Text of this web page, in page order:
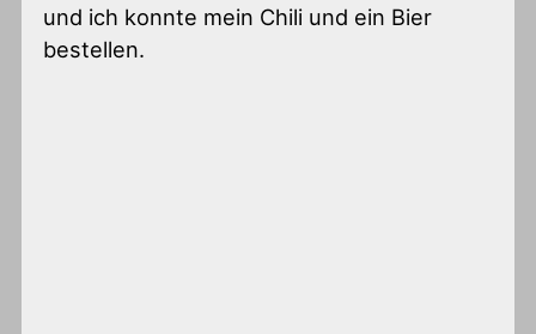
und ich konnte mein Chili und ein Bier
bestellen.